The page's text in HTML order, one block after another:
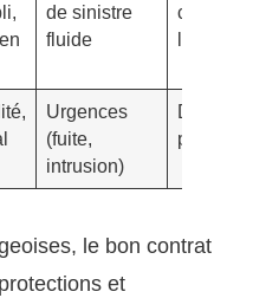
de sinistre
fluide
Urgences
(fuite,
intrusion)
Délais
peu de
le bon contrat
et